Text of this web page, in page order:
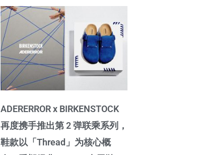
ADERERROR x BIRKENSTOCK
再度携手推出第 2 弹联乘系列，
鞋款以「Thread」为核心概